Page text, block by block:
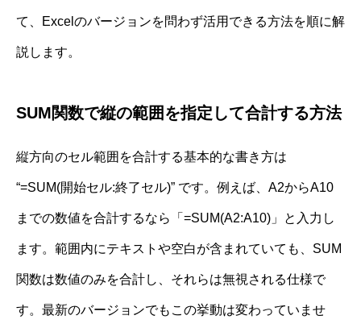
て、Excelのバージョンを問わず活用できる方法を順に解
説します。
SUM関数で縦の範囲を指定して合計する方法
縦方向のセル範囲を合計する基本的な書き方は
“=SUM(開始セル:終了セル)” です。例えば、A2からA10
までの数値を合計するなら「=SUM(A2:A10)」と入力し
ます。範囲内にテキストや空白が含まれていても、SUM
関数は数値のみを合計し、それらは無視される仕様で
す。最新のバージョンでもこの挙動は変わっていませ